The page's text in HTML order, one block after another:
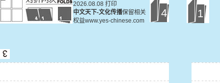
2026.08.08 打印
中文天下-文化传播保留相关
权益www.yes-chinese.com
4 1